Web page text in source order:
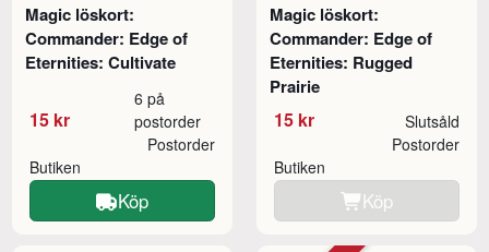
Magic löskort:
Commander: Edge of
Eternities: Cultivate
15 kr
6 på
postorder
Butiken
Postorder
Köp
Magic löskort:
Commander: Edge of
Eternities: Rugged
Prairie
15 kr Slutsåld
Butiken
Postorder
Köp